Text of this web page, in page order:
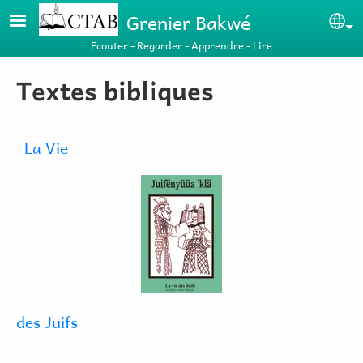
Aller au contenu principalGrenier Bakwé
Ecouter - Regarder - Apprendre - Lire
Textes bibliques
La Vie
des Juifs